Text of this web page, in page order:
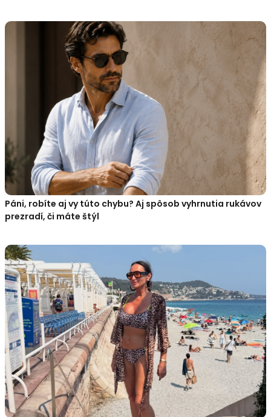
Páni, robíte aj vy túto chybu? Aj spôsob vyhrnutia rukávov
prezradí, či máte štýl